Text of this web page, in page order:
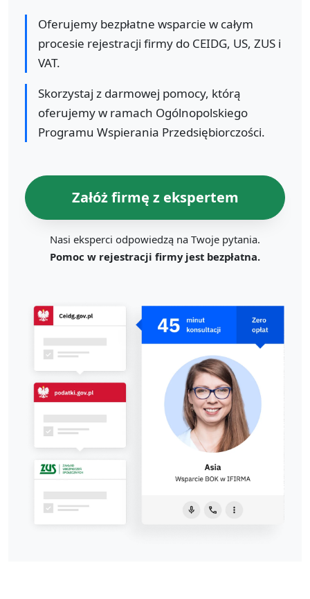
Oferujemy bezpłatne wsparcie w całym
procesie rejestracji firmy do CEIDG, US, ZUS i
VAT.
Skorzystaj z darmowej pomocy, którą
oferujemy w ramach Ogólnopolskiego
Programu Wspierania Przedsiębiorczości.
Załóż firmę z ekspertem
Nasi eksperci odpowiedzą na Twoje pytania.
Pomoc w rejestracji firmy jest bezpłatna.